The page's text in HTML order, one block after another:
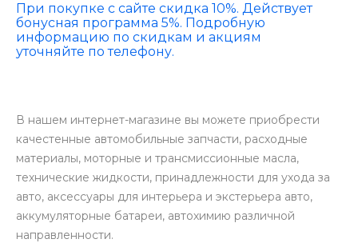
При покупке с сайте скидка 10%. Действует
бонусная программа 5%. Подробную
информацию по скидкам и акциям
уточняйте по телефону.
В нашем интернет-магазине вы можете приобрести
качестенные автомобильные запчасти, расходные
материалы, моторные и трансмиссионные масла,
технические жидкости, принадлежности для ухода за
авто, аксессуары для интерьера и экстерьера авто,
аккумуляторные батареи, автохимию различной
направленности.